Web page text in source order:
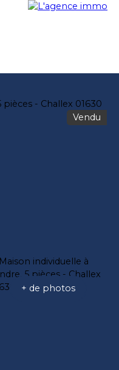
Vendu
+ de photos